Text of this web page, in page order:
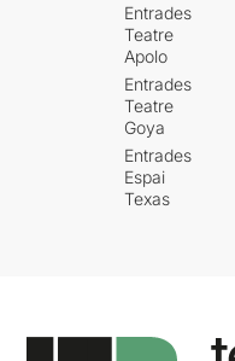
Entrades
Teatre
Apolo
Entrades
Teatre
Goya
Entrades
Espai
Texas